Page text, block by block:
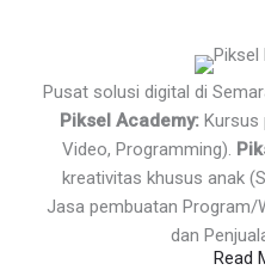
Pusat solusi digital di
Piksel Academy: Kursus
Video, Programming).
kreativitas khusus anak
Jasa pembuatan Program/
dan
Read